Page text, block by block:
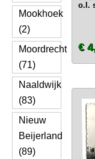
Mookhoek
(2)
Moordrecht
(71)
Naaldwijk
(83)
Nieuw
Beijerland
(89)
o.l.
€